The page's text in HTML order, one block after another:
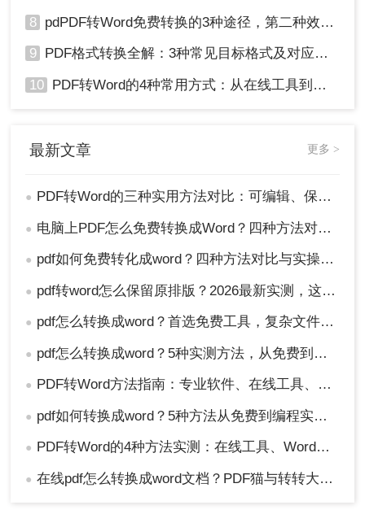
8 pdPDF转Word免费转换的3种途径，第二种效率最高！
9 PDF格式转换全解：3种常见目标格式及对应操作方法！
10 PDF转Word的4种常用方式：从在线工具到桌面软件全梳理！
最新文章 更多 >
● PDF转Word的三种实用方法对比：可编辑、保格式、避风险！
● 电脑上PDF怎么免费转换成Word？四种方法对比与实操指南（附详细表格）!
● pdf如何免费转化成word？四种方法对比与实操指南（附详细表格）
● pdf转word怎么保留原排版？2026最新实测，这5种方法从免费到专业全搞定！
● pdf怎么转换成word？首选免费工具，复杂文件再上专业软件！
● pdf怎么转换成word？5种实测方法，从免费到专业全攻略！
● PDF转Word方法指南：专业软件、在线工具、Word内置与改后缀名4种方案对比！
● pdf如何转换成word？5种方法从免费到编程实测对比！
● PDF转Word的4种方法实测：在线工具、Word、Adobe与开源软件对比！！
● 在线pdf怎么转换成word文档？PDF猫与转转大师2种在线工具使用指南与功能对比！